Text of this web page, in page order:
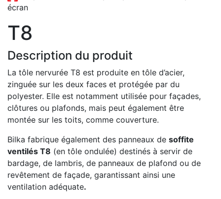
écran
T8
Description du produit
La tôle nervurée T8 est produite en tôle d’acier,
zinguée sur les deux faces et protégée par du
polyester. Elle est notamment utilisée pour façades,
clôtures ou plafonds, mais peut également être
montée sur les toits, comme couverture.
Bilka fabrique également des panneaux de soffite
ventilés T8 (en tôle ondulée) destinés à servir de
bardage, de lambris, de panneaux de plafond ou de
revêtement de façade, garantissant ainsi une
ventilation adéquate.